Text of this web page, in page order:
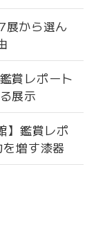
から選ん
賞レポート
展示
】鑑賞レポ
増す漆器